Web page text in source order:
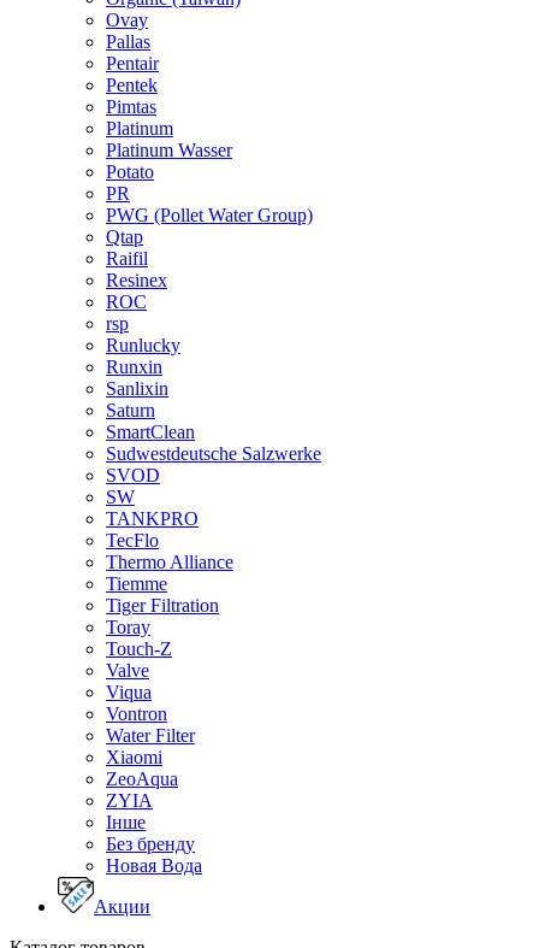
Ovay
Pallas
Pentair
Pentek
Pimtas
Platinum
Platinum Wasser
Potato
PR
PWG (Pollet Water Group)
Qtap
Raifil
Resinex
ROC
rsp
Runlucky
Runxin
Sanlixin
Saturn
SmartClean
Sudwestdeutsche Salzwerke
SVOD
SW
TANKPRO
TecFlo
Thermo Alliance
Tiemme
Tiger Filtration
Toray
Touch-Z
Valve
Viqua
Vontron
Water Filter
Xiaomi
ZeoAqua
ZYIA
Інше
Без бренду
Новая Вода
Акции